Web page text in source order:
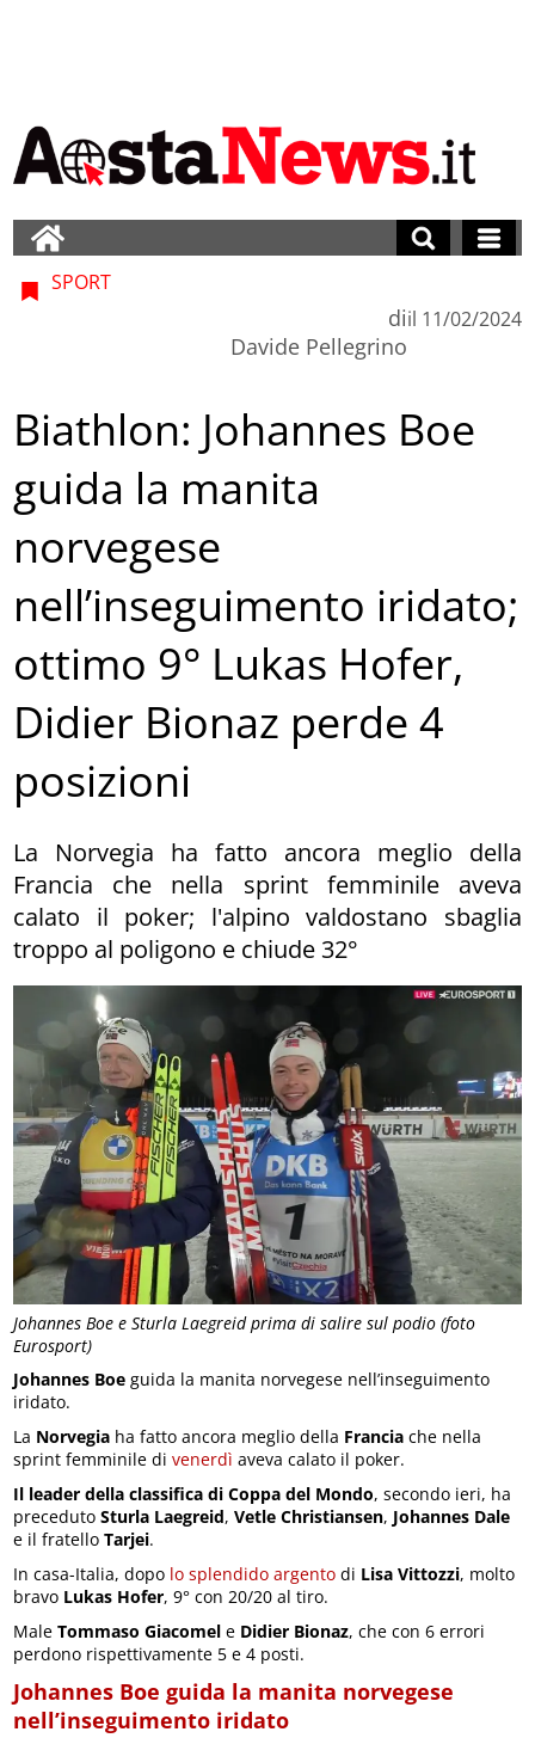
Johannes Boe e Sturla Laegreid prima di salire sul podio (foto
Eurosport)
SPORT
di
Davide Pellegrino
il 11/02/2024
Biathlon: Johannes Boe
guida la manita
norvegese
nell’inseguimento iridato;
ottimo 9° Lukas Hofer,
Didier Bionaz perde 4
posizioni
La Norvegia ha fatto ancora meglio della
Francia che nella sprint femminile aveva
calato il poker; l'alpino valdostano sbaglia
troppo al poligono e chiude 32°
Johannes Boe guida la manita norvegese nell’inseguimento
iridato.
La Norvegia ha fatto ancora meglio della Francia che nella
sprint femminile divenerdì aveva calato il poker.
Il leader della classifica di Coppa del Mondo, secondo ieri, ha
precedutoSturla Laegreid,Vetle Christiansen, Johannes Dale
e il fratelloTarjei.
In casa-Italia, dopo lo splendido argento di Lisa Vittozzi, molto
bravo Lukas Hofer, 9° con 20/20 al tiro.
MaleTommaso Giacomel e Didier Bionaz, che con 6 errori
perdono rispettivamente 5 e 4 posti.
Johannes Boe guida la manita norvegese
nell’inseguimento iridato